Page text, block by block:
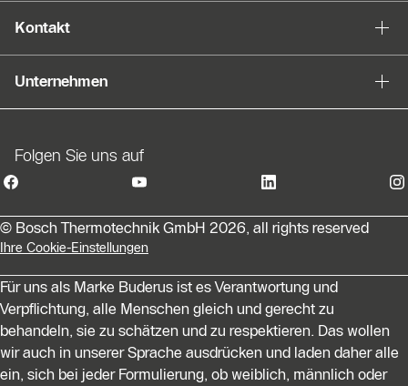
Kontakt
Unternehmen
Folgen Sie uns auf
© Bosch Thermotechnik GmbH 2026, all rights reserved
Ihre Cookie-Einstellungen
Für uns als Marke Buderus ist es Verantwortung und
Verpflichtung, alle Menschen gleich und gerecht zu
behandeln, sie zu schätzen und zu respektieren. Das wollen
wir auch in unserer Sprache ausdrücken und laden daher alle
ein, sich bei jeder Formulierung, ob weiblich, männlich oder